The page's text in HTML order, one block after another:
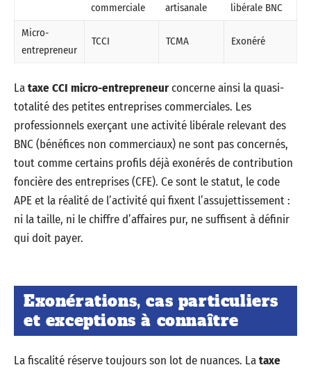
commerciale
artisanale
libérale BNC
Micro-
entrepreneur
TCCI TCMA Exonéré
Lataxe CCI micro-entrepreneurconcerne ainsi la quasi-
totalité des petites entreprises commerciales. Les
professionnels exerçant une activité libérale relevant des
BNC (bénéfices non commerciaux) ne sont pas concernés,
tout comme certains profils déjà exonérés de contribution
foncière des entreprises (CFE). Ce sont le statut, le code
APE et la réalité de l’activité qui fixent l’assujettissement :
ni la taille, ni le chiffre d’affaires pur, ne suffisent à définir
qui doit payer.
Exonérations, cas particuliers
et exceptions à connaître
La fiscalité réserve toujours son lot de nuances. Lataxe